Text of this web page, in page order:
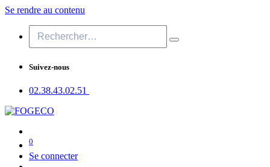
Se rendre au contenu
Suivez-nous
02.38.43​.02.51
0
Se connecter